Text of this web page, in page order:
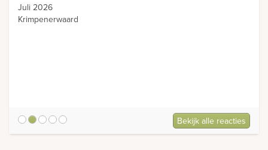
Bekijk alle reacties
Juli 2026
Krimpenerwaard